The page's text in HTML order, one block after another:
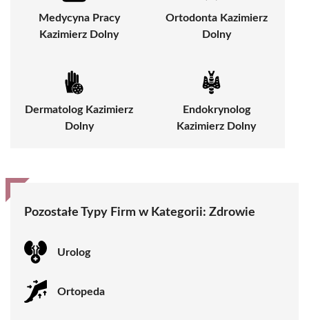
Medycyna Pracy
Kazimierz Dolny
Ortodonta Kazimierz
Dolny
Dermatolog Kazimierz
Dolny
Endokrynolog
Kazimierz Dolny
Pozostałe Typy Firm w Kategorii: Zdrowie
Urolog
Ortopeda